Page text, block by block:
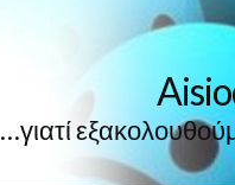
…γιατί